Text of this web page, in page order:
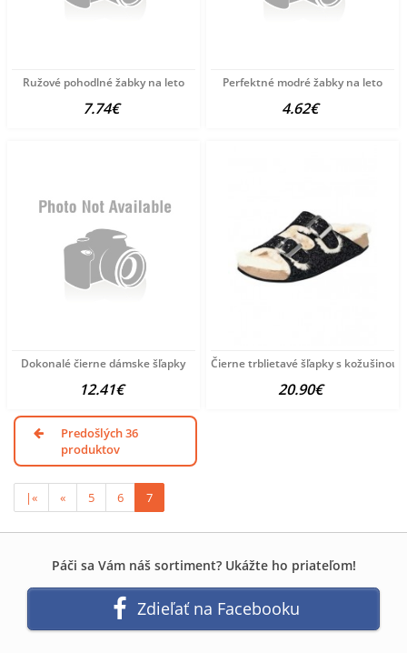
Ružové pohodlné žabky na leto
7.74€
Perfektné modré žabky na leto
4.62€
Dokonalé čierne dámske šľapky
12.41€
Čierne trblietavé šľapky s kožušinou
20.90€
Predošlých 36
produktov
|« « 5 6 7
Páči sa Vám náš sortiment? Ukážte ho priateľom!
Zdieľať na Facebooku